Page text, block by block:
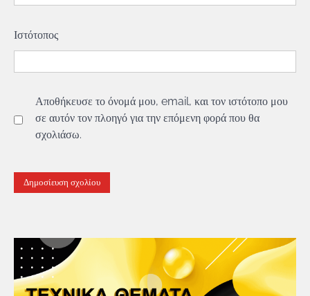
Ιστότοπος
Αποθήκευσε το όνομά μου, email, και τον ιστότοπο μου
σε αυτόν τον πλοηγό για την επόμενη φορά που θα
σχολιάσω.